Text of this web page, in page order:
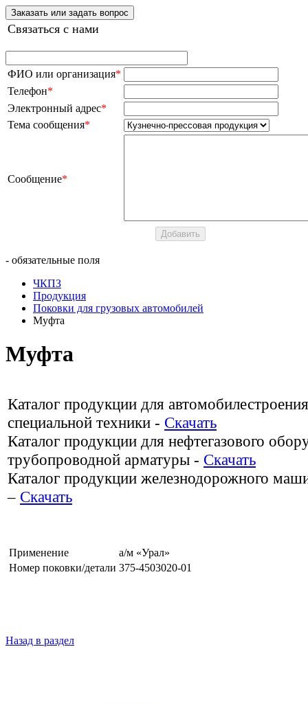
Заказать или задать вопрос
Связаться с нами
ФИО или организация*
Телефон*
Электронный адрес*
Тема сообщения*
Сообщение*
- обязательные поля
ЧКПЗ
Продукция
Поковки для грузовых автомобилей
Муфта
Муфта
Каталог продукции для
специальной техники - Скачать
Каталог продукции для нефтегазового
трубопроводной арматуры - Скачать
Каталог продукции железнодорожного
– Скачать
Применение
а/м «Урал»
Номер поковки/детали 375-4503020-01
Назад в раздел